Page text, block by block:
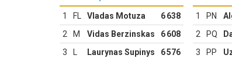
1 FL Vladas Motuza
6 638
2
M Vidas Berzinskas
6 608
3
Laurynas Supinys 6 576
1 PN
2
PQ
3
PP